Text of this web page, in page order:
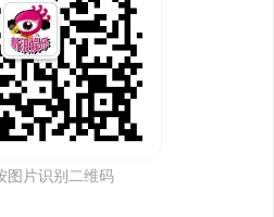
图片识别二维码